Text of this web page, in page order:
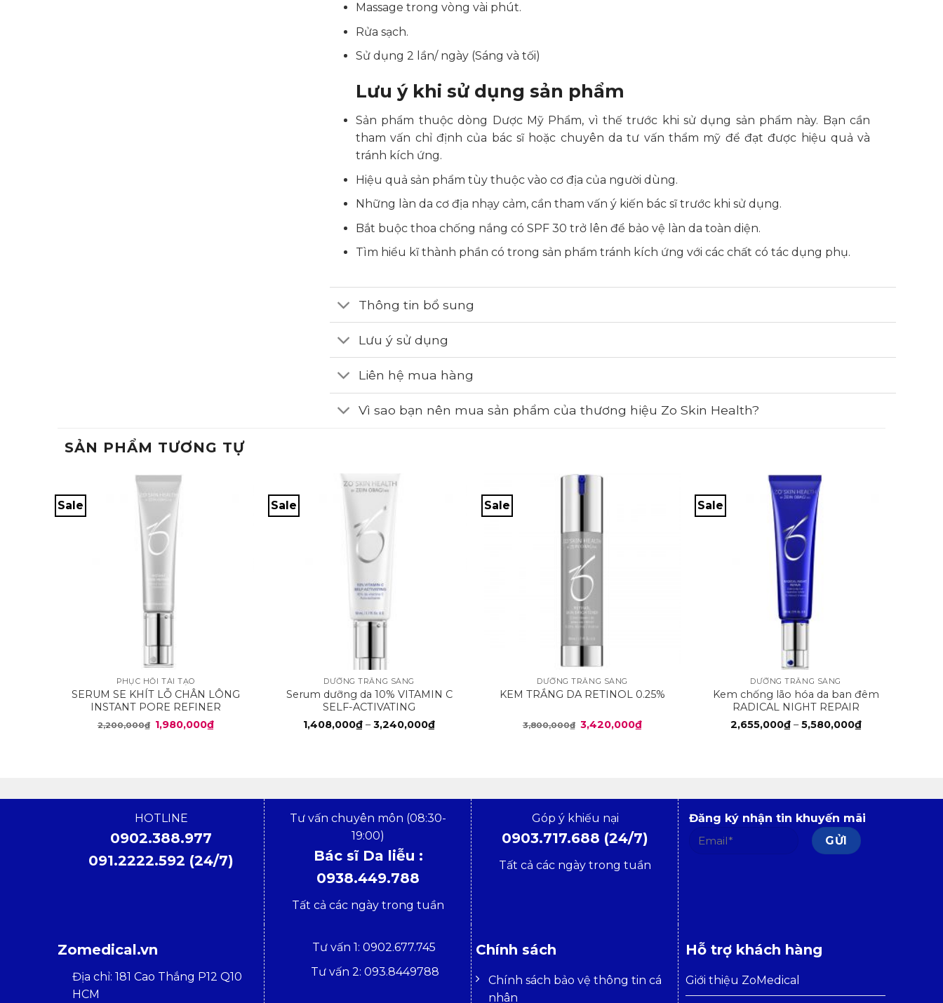
Massage trong vòng vài phút.
Rửa sạch.
Sử dụng 2 lần/ ngày (Sáng và tối)
Lưu ý khi sử dụng sản phẩm
Sản phẩm thuộc dòng Dược Mỹ Phẩm, vì thế trước khi sử dụng sản phẩm này. Bạn cần
tham vấn chỉ định của bác sĩ hoặc chuyên da tư vấn thẩm mỹ để đạt được hiệu quả và
tránh kích ứng.
Hiệu quả sản phẩm tùy thuộc vào cơ địa của người dùng.
Những làn da cơ địa nhạy cảm, cần tham vấn ý kiến bác sĩ trước khi sử dụng.
Bắt buộc thoa chống nắng có SPF 30 trở lên để bảo vệ làn da toàn diện.
Tìm hiểu kĩ thành phần có trong sản phẩm tránh kích ứng với các chất có tác dụng phụ.
Thông tin bổ sung
Lưu ý sử dụng
Liên hệ mua hàng
Vì sao bạn nên mua sản phẩm của thương hiệu Zo Skin Health?
SẢN PHẨM TƯƠNG TỰ
Sale
PHỤC HỒI TÁI TẠO
SERUM SE KHÍT LỖ CHÂN LÔNG
INSTANT PORE REFINER
2,200,000₫ Giá
gốc
1,980,000₫Giá
Sale
DƯỠNG TRẮNG SÁNG
Serum dưỡng da 10% VITAMIN C
SELF-ACTIVATING
1,408,000₫ – 3,240,000₫Khoảng
Sale
DƯỠNG TRẮNG SÁNG
KEM TRẮNG DA RETINOL 0.25%
3,800,000₫ Giá
gốc
3,420,000₫Giá
Sale
DƯỠNG TRẮNG SÁNG
Kem chống lão hóa da ban đêm
RADICAL NIGHT REPAIR
2,655,000₫ – 5,580,000₫Khoảng
giá:
HOTLINE
0902.388.977
091.2222.592 (24/7)
Tư vấn chuyên môn (08:30-
19:00)
Bác sĩ Da liễu :
0938.449.788
Tất cả các ngày trong tuần
Góp ý khiếu nại
0903.717.688 (24/7)
Tất cả các ngày trong tuần
Đăng ký nhận tin khuyến mãi
Zomedical.vn
Địa chỉ: 181 Cao Thắng P12 Q10
HCM
Tư vấn 1: 0902.677.745
Tư vấn 2: 093.8449788
Chính sách
Chính sách bảo vệ thông tin cá
nhân
Hỗ trợ khách hàng
Giới thiệu ZoMedical